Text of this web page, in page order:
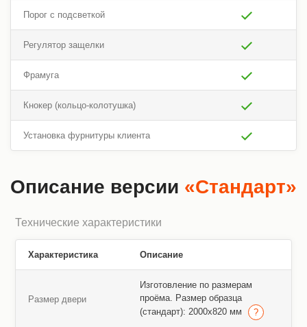
Порог с подсветкой
Регулятор защелки
Фрамуга
Кнокер (кольцо-колотушка)
Установка фурнитуры клиента
Описание версии «Стандарт»
Технические характеристики
Характеристика Описание
Размер двери
Изготовление по размерам
проёма. Размер образца
(стандарт): 2000х820 мм